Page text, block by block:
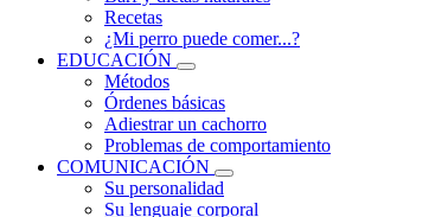
Recetas
¿Mi perro puede comer...?
EDUCACIÓN
Métodos
Órdenes básicas
Adiestrar un cachorro
Problemas de comportamiento
COMUNICACIÓN
Su personalidad
Su lenguaje corporal